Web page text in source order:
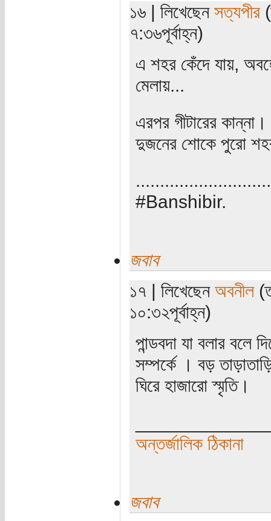
১৬ | লিখেছেন সত্যপীর
৭:৩৬পূর্বাহ্ন)
এ শহর কেঁদে যায়,
মেলায়...
এরপর গীটারের
দুজনের শোকে পুরো শহর
#Banshibir.
জবাব
১৭ | লিখেছেন অবনীল
১০:৩২পূর্বাহ্ন)
পান্ডবদা যা বলার
সম্পর্কে । বড়
ঘিরে হাজারো স্মৃতি।
অন্তর্জালিক ঠিকানা
জবাব